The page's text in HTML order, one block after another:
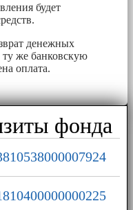
будет
денежных
ту же банковскую
оплата.
фонда